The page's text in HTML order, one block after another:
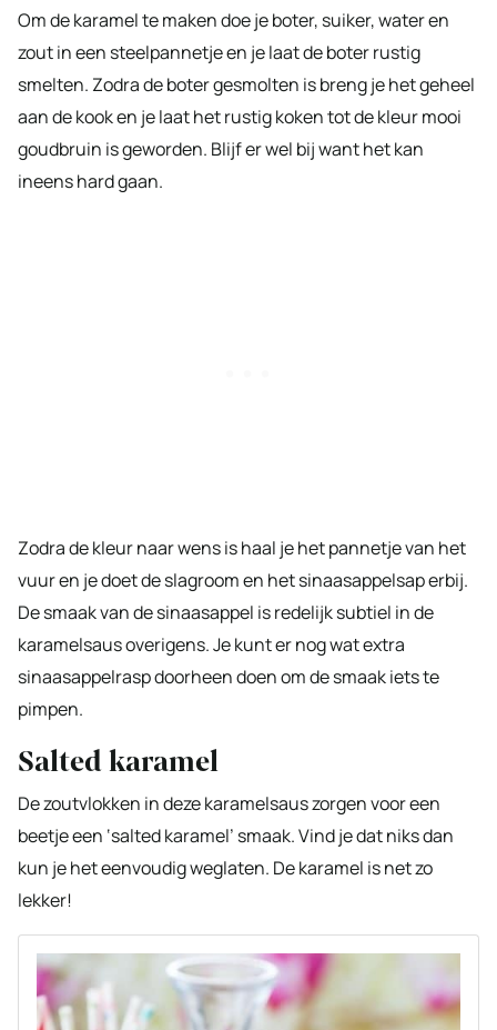
Om de karamel te maken doe je boter, suiker, water en
zout in een steelpannetje en je laat de boter rustig
smelten. Zodra de boter gesmolten is breng je het geheel
aan de kook en je laat het rustig koken tot de kleur mooi
goudbruin is geworden. Blijf er wel bij want het kan
ineens hard gaan.
Zodra de kleur naar wens is haal je het pannetje van het
vuur en je doet de slagroom en het sinaasappelsap erbij.
De smaak van de sinaasappel is redelijk subtiel in de
karamelsaus overigens. Je kunt er nog wat extra
sinaasappelrasp doorheen doen om de smaak iets te
pimpen.
Salted karamel
De zoutvlokken in deze karamelsaus zorgen voor een
beetje een ‘salted karamel’ smaak. Vind je dat niks dan
kun je het eenvoudig weglaten. De karamel is net zo
lekker!